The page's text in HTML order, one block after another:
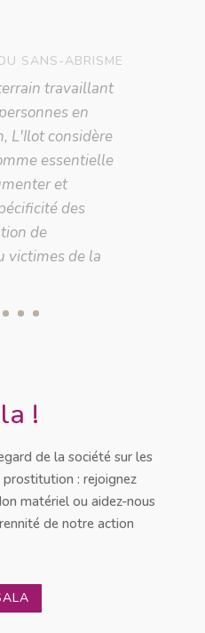
2022
est
veux pas
apporter
l'édifice qu'est
violences."
!
de la société sur les
: rejoignez
matériel ou aidez-nous
de notre action